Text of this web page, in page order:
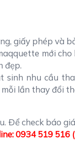
giấy phép và
mới cho
đẹp.
nhu cầu
lần thay đổi
Để check báo
0934 519 516